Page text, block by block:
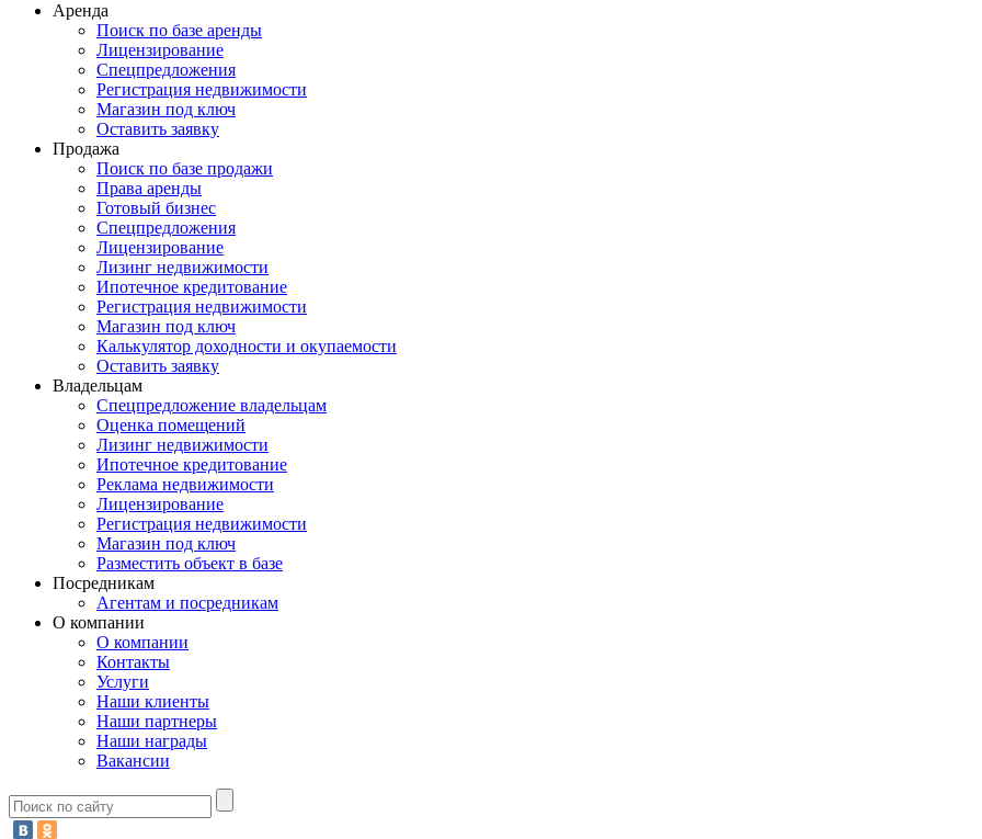
Аренда
Поиск по базе аренды
Лицензирование
Спецпредложения
Регистрация недвижимости
Магазин под ключ
Оставить заявку
Продажа
Поиск по базе продажи
Права аренды
Готовый бизнес
Спецпредложения
Лицензирование
Лизинг недвижимости
Ипотечное кредитование
Регистрация недвижимости
Магазин под ключ
Калькулятор доходности и окупаемости
Оставить заявку
Владельцам
Спецпредложение владельцам
Оценка помещений
Лизинг недвижимости
Ипотечное кредитование
Реклама недвижимости
Лицензирование
Регистрация недвижимости
Магазин под ключ
Разместить объект в базе
Посредникам
Агентам и посредникам
О компании
О компании
Контакты
Услуги
Наши клиенты
Наши партнеры
Наши награды
Вакансии